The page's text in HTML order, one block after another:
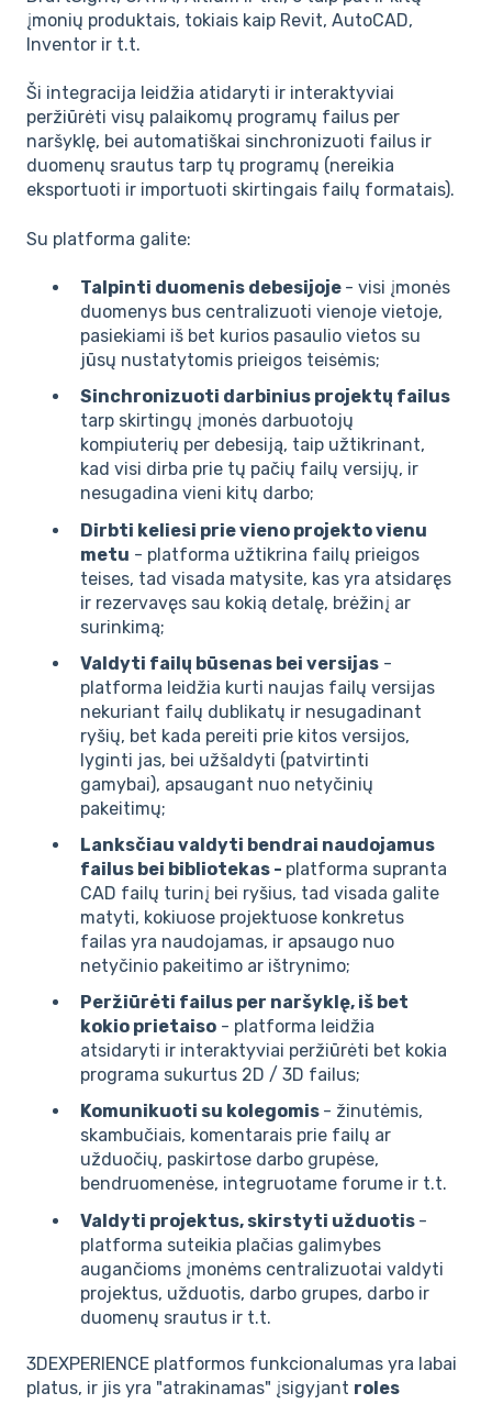
įmonių produktais, tokiais kaip Revit, AutoCAD,
Inventor ir t.t.
Ši integracija leidžia atidaryti ir interaktyviai
peržiūrėti visų palaikomų programų failus per
naršyklę, bei automatiškai sinchronizuoti failus ir
duomenų srautus tarp tų programų (nereikia
eksportuoti ir importuoti skirtingais failų formatais).
Su platforma galite:
Talpinti duomenis debesijoje - visi įmonės
duomenys bus centralizuoti vienoje vietoje,
pasiekiami iš bet kurios pasaulio vietos su
jūsų nustatytomis prieigos teisėmis;
Sinchronizuoti darbinius projektų failus
tarp skirtingų įmonės darbuotojų
kompiuterių per debesiją, taip užtikrinant,
kad visi dirba prie tų pačių failų versijų, ir
nesugadina vieni kitų darbo;
Dirbti keliesi prie vieno projekto vienu
metu - platforma užtikrina failų prieigos
teises, tad visada matysite, kas yra atsidaręs
ir rezervavęs sau kokią detalę, brėžinį ar
surinkimą;
Valdyti failų būsenas bei versijas -
platforma leidžia kurti naujas failų versijas
nekuriant failų dublikatų ir nesugadinant
ryšių, bet kada pereiti prie kitos versijos,
lyginti jas, bei užšaldyti (patvirtinti
gamybai), apsaugant nuo netyčinių
pakeitimų;
Lanksčiau valdyti bendrai naudojamus
failus bei bibliotekas - platforma supranta
CAD failų turinį bei ryšius, tad visada galite
matyti, kokiuose projektuose konkretus
failas yra naudojamas, ir apsaugo nuo
netyčinio pakeitimo ar ištrynimo;
Peržiūrėti failus per naršyklę, iš bet
kokio prietaiso - platforma leidžia
atsidaryti ir interaktyviai peržiūrėti bet kokia
programa sukurtus 2D / 3D failus;
Komunikuoti su kolegomis - žinutėmis,
skambučiais, komentarais prie failų ar
užduočių, paskirtose darbo grupėse,
bendruomenėse, integruotame forume ir t.t.
Valdyti projektus, skirstyti užduotis -
platforma suteikia plačias galimybes
augančioms įmonėms centralizuotai valdyti
projektus, užduotis, darbo grupes, darbo ir
duomenų srautus ir t.t.
3DEXPERIENCE platformos funkcionalumas yra labai
platus, ir jis yra "atrakinamas" įsigyjant roles